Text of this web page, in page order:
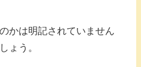
かは明記されていません
ょう。